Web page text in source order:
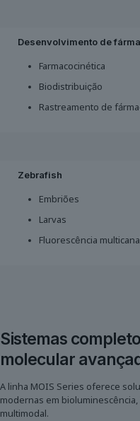
Desenvolvimento de
Farmacocinética
Biodistribuição
Rastreamento de
Zebrafish
Embriões
Larvas
Fluorescência
Sistemas
molecular
A linha MOIS Series oferece
modernas em
multimodal.